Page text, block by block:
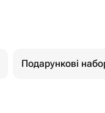
Подарункові